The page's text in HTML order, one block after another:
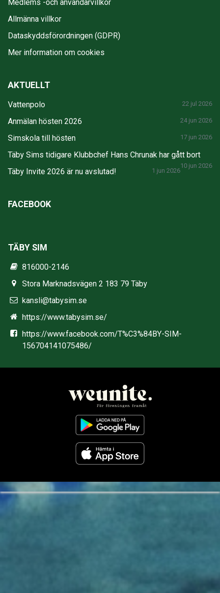
Medlems -och användarvillkor
Allmänna villkor
Dataskyddsförordningen (GDPR)
Mer information om cookies
AKTUELLT
Vattenpolo 22 jul 2026
Anmälan hösten 2026 24 jun 2026
Simskola till hösten 17 jun 2026
Täby Sims tidigare Klubbchef Hans Chrunak har gått bort
10 jun 2026
Täby Invite 2026 är nu avslutad! 1 jun 2026
FACEBOOK
TÄBY SIM
816000-2146
Stora Marknadsvägen 2 183 79 Täby
kansli@tabysim.se
https://www.tabysim.se/
https://www.facebook.com/T%C3%84BY-SIM-
156704141075486/